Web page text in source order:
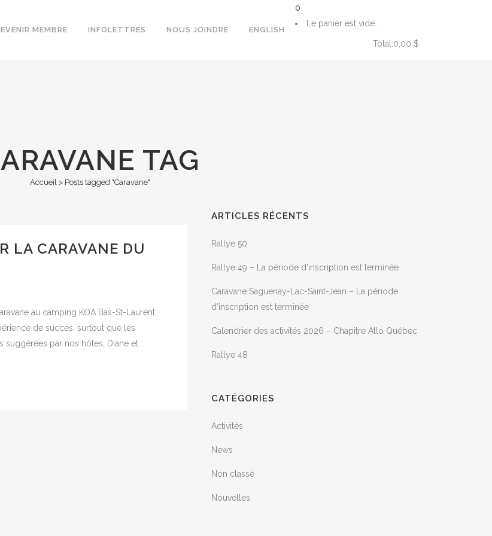
0
Le panier est vide..
Total:0,00 $
MEMBRE INFOLETTRES NOUS JOINDRE ENGLISH
TAG
Accueil> Posts tagged "Caravane"
LA CARAVANE DU
au camping KOA Bas-St-Laurent.
de succès, surtout que les
par nos hôtes, Diane et...
ARTICLES RÉCENTS
Rallye 50
Rallye 49 – La période d’inscription est terminée
Caravane Saguenay-Lac-Saint-Jean – La période
d’inscription est terminée
Calendrier des activités 2026 – Chapitre Allo Québec
Rallye 48
CATÉGORIES
Activités
News
Non classé
Nouvelles